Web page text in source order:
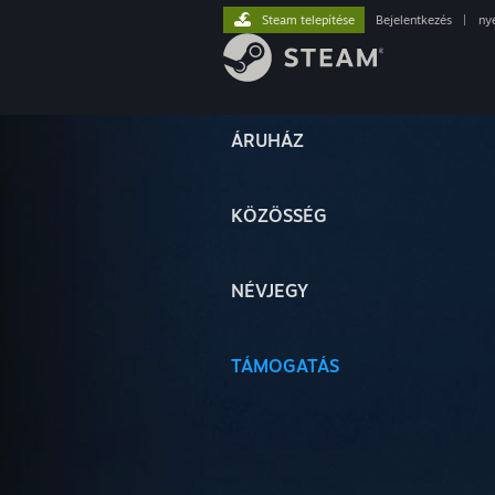
ÁRUHÁZ
KÖZÖSSÉG
NÉVJEGY
TÁMOGATÁS
Steam telepítése Bejelentkezés